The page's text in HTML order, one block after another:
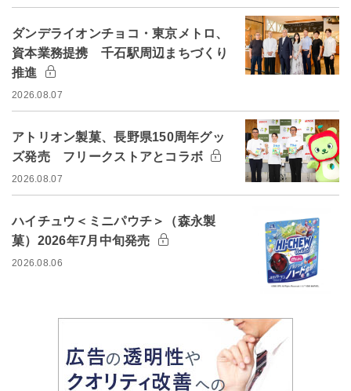
ダンデライオンチョコ・東京メトロ、
資本業務提携 千石駅周辺まちづくり
推進
2026.08.07
アトリオン製菓、長野県150周年グッ
ズ発売 フリークストアとコラボ
2026.08.07
ハイチュウ＜ミニパウチ＞（森永製
菓）2026年7月中旬発売
2026.08.06